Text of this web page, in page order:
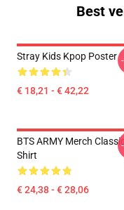
Best
Stray Kids Kpop Poster
€ 18,21 - € 42,22
BTS ARMY Merch
Shirt
€ 24,38 - € 28,06